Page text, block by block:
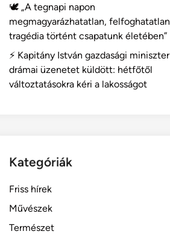
🕊️ „A tegnapi napon
megmagyarázhatatlan, felfoghatatlan
tragédia történt csapatunk életében”
⚡ Kapitány István gazdasági miniszter
drámai üzenetet küldött: hétfőtől
változtatásokra kéri a lakosságot
Kategóriák
Friss hírek
Művészek
Természet